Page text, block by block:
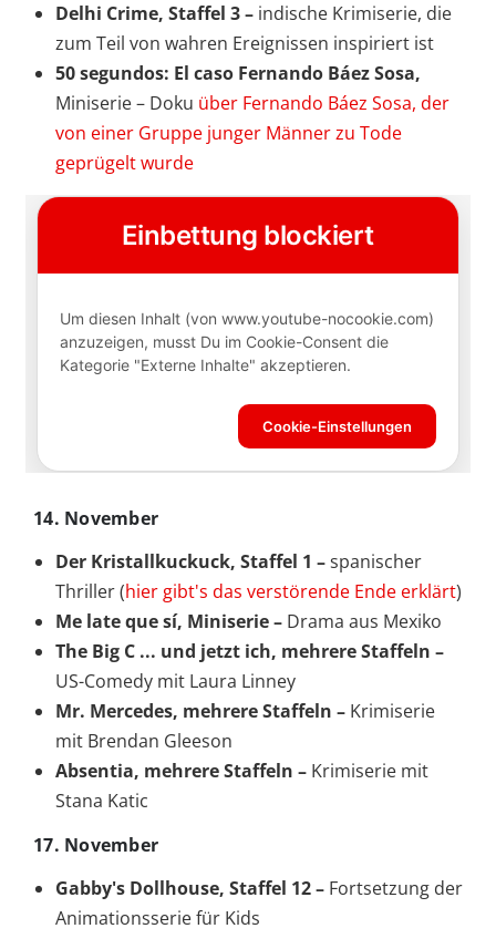
Delhi Crime, Staffel 3 – indische Krimiserie, die
zum Teil von wahren Ereignissen inspiriert ist
50 segundos: El caso Fernando Báez Sosa,
Miniserie – Doku über Fernando Báez Sosa, der
von einer Gruppe junger Männer zu Tode
geprügelt wurde
14. November
Der Kristallkuckuck, Staffel 1 –spanischer
Thriller (hier gibt's das verstörende Ende erklärt)
Me late que sí, Miniserie – Drama aus Mexiko
The Big C ... und jetzt ich, mehrere Staffeln –
US-Comedy mit Laura Linney
Mr. Mercedes, mehrere Staffeln – Krimiserie
mit Brendan Gleeson
Absentia, mehrere Staffeln – Krimiserie mit
Stana Katic
17. November
Gabby's Dollhouse, Staffel 12 – Fortsetzung der
Animationsserie für Kids